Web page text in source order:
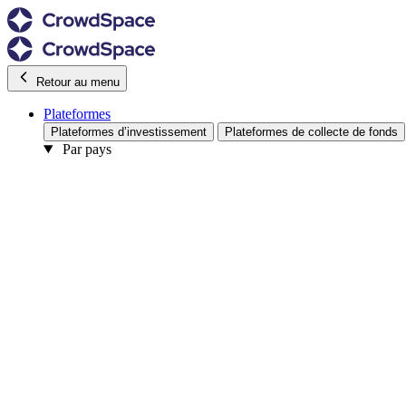
Retour au menu
Plateformes
Plateformes d’investissement Plateformes de collecte de fonds
Par pays